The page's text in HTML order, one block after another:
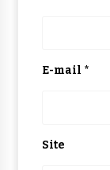
E-mail *
Site